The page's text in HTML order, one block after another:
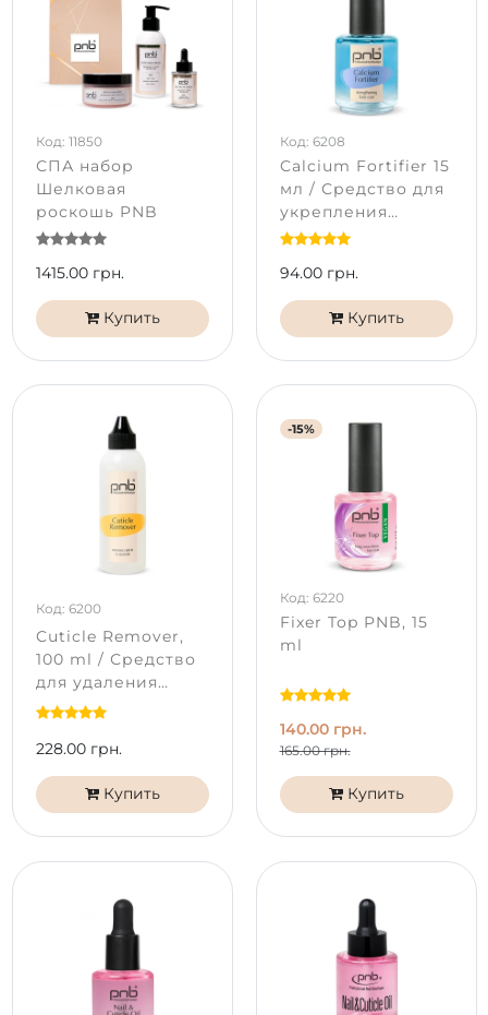
Код: 11850
СПА набор
Шелковая
роскошь PNB
1415.00 грн.
Купить
Код: 6208
Calcium Fortifier 15
мл / Средство для
укрепления
слабых и тонких
94.00 грн.
Купить
Код: 6200
Cuticle Remover,
100 ml / Средство
для удаления
кутикулы
228.00 грн.
Купить
-15%
Код: 6220
Fixer Top PNB, 15
ml
140.00 грн.
165.00 грн.
Купить